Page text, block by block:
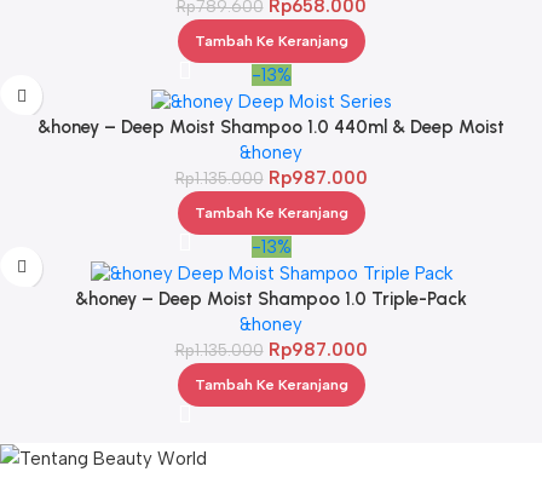
Rp789.600 Rp658.000
Tambah Ke Keranjang
-13%
&honey – Deep Moist Shampoo 1.0 440ml & Deep Moist
Treatment 2.0 445Gr & Deep Moist Hair Oil 3.0 100ml
&honey
Rp1.135.000 Rp987.000
Tambah Ke Keranjang
-13%
&honey – Deep Moist Shampoo 1.0 Triple-Pack
&honey
Rp1.135.000 Rp987.000
Tambah Ke Keranjang